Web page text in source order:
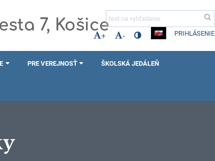
7, Košice
+ - PRIHLÁSENIE
PRE VEREJNOSŤ ŠKOLSKÁ JEDÁLEŇ